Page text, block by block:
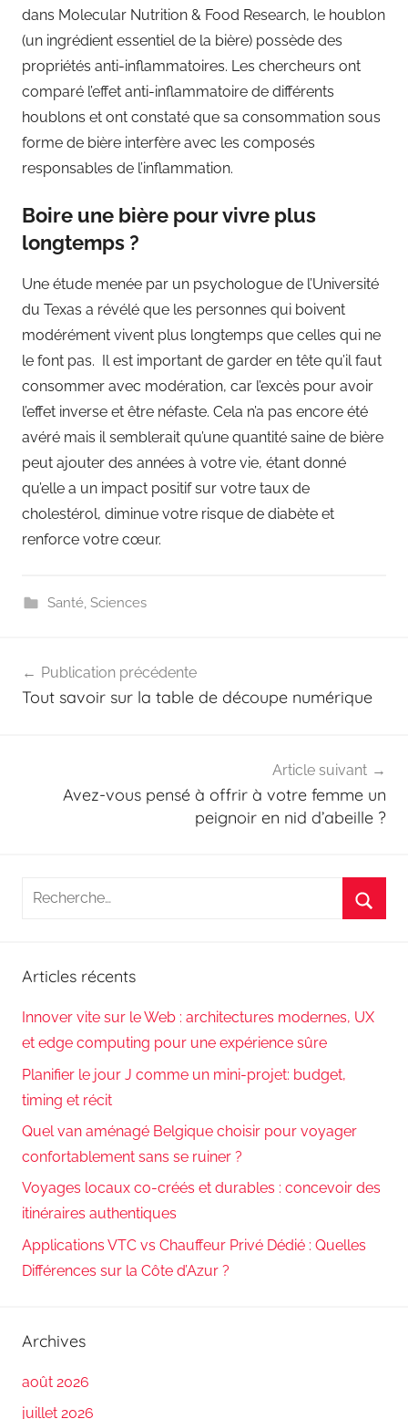
dans Molecular Nutrition & Food Research, le houblon
(un ingrédient essentiel de la bière) possède des
propriétés anti-inflammatoires. Les chercheurs ont
comparé l’effet anti-inflammatoire de différents
houblons et ont constaté que sa consommation sous
forme de bière interfère avec les composés
responsables de l’inflammation.
Boire une bière pour vivre plus
longtemps ?
Une étude menée par un psychologue de l’Université
du Texas a révélé que les personnes qui boivent
modérément vivent plus longtemps que celles qui ne
le font pas. Il est important de garder en tête qu’il faut
consommer avec modération, car l’excès pour avoir
l’effet inverse et être néfaste. Cela n’a pas encore été
avéré mais il semblerait qu’une quantité saine de bière
peut ajouter des années à votre vie, étant donné
qu’elle a un impact positif sur votre taux de
cholestérol, diminue votre risque de diabète et
renforce votre cœur.
Santé, Sciences
de
Publication précédente
Tout savoir sur la table de découpe numérique
Article suivant
Avez-vous pensé à offrir à votre femme un
peignoir en nid d’abeille ?
Recherche
Articles récents
Innover vite sur le Web : architectures modernes, UX
et edge computing pour une expérience sûre
Planifier le jour J comme un mini-projet: budget,
timing et récit
Quel van aménagé Belgique choisir pour voyager
confortablement sans se ruiner ?
Voyages locaux co-créés et durables : concevoir des
itinéraires authentiques
Applications VTC vs Chauffeur Privé Dédié : Quelles
Différences sur la Côte d’Azur ?
Archives
août 2026
juillet 2026